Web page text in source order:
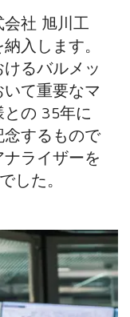
社 旭川工
入します。
るバルメッ
いて重要なマ
の 35年に
するもので
ライザーを
した。